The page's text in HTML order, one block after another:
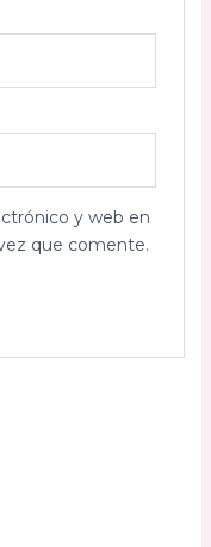
y web en
que comente.